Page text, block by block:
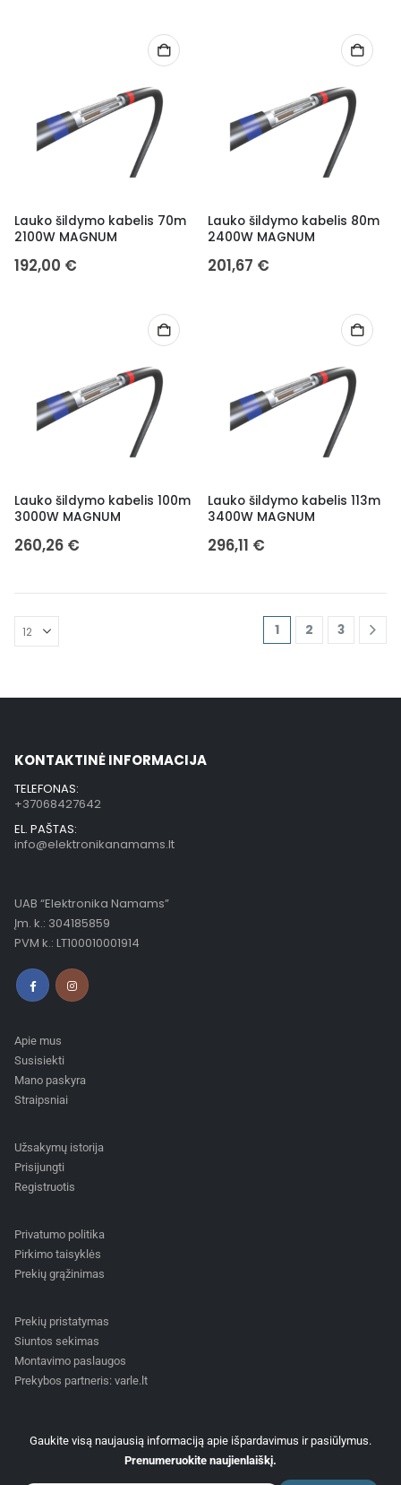
Lauko šildymo kabelis 70m
2100W MAGNUM
192,00 €
Lauko šildymo kabelis 80m
2400W MAGNUM
201,67 €
Lauko šildymo kabelis 100m
3000W MAGNUM
260,26 €
Lauko šildymo kabelis 113m
3400W MAGNUM
296,11 €
1 2 3
KONTAKTINĖ INFORMACIJA
TELEFONAS:
+37068427642
EL. PAŠTAS:
info@elektronikanamams.lt
UAB “Elektronika Namams”
Įm. k.: 304185859
PVM k.: LT100010001914
Apie mus
Susisiekti
Mano paskyra
Straipsniai
Užsakymų istorija
Prisijungti
Registruotis
Privatumo politika
Pirkimo taisyklės
Prekių grąžinimas
Prekių pristatymas
Siuntos sekimas
Montavimo paslaugos
Prekybos partneris: varle.lt
Gaukite visą naujausią informaciją apie išpardavimus ir pasiūlymus.
Prenumeruokite naujienlaiškį.